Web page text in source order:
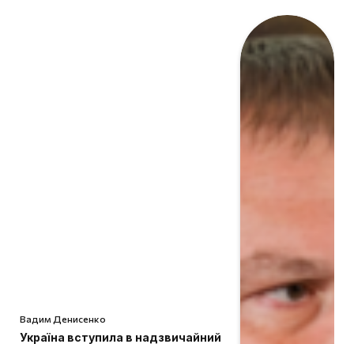
Вадим Денисенко
Україна вступила в надзвичайний